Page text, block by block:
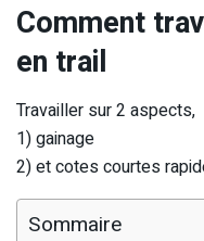
Comment
en trail
Travailler sur 2 aspects,
1) gainage
2) et cotes courtes
Sommaire